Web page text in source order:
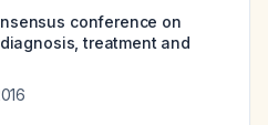
conference on
treatment and